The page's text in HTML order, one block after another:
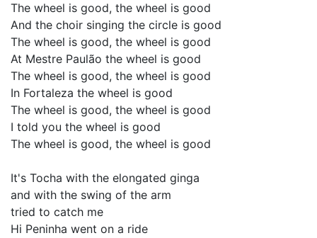
The wheel is good, the wheel is good
And the choir singing the circle is good
The wheel is good, the wheel is good
At Mestre Paulão the wheel is good
The wheel is good, the wheel is good
In Fortaleza the wheel is good
The wheel is good, the wheel is good
I told you the wheel is good
The wheel is good, the wheel is good
It's Tocha with the elongated ginga
and with the swing of the arm
tried to catch me
Hi Peninha went on a ride